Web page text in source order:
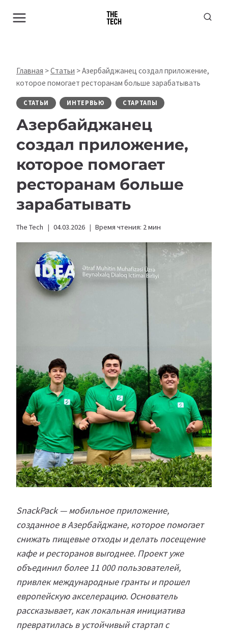
Главная >Статьи >Азербайджанец создал приложение,
которое помогает ресторанам больше зарабатывать
СТАТЬИ ИНТЕРВЬЮ СТАРТАПЫ
Азербайджанец
создал приложение,
которое помогает
ресторанам больше
зарабатывать
The Tech 04.03.2026 Время чтения: 2мин
SnackPack — мобильное приложение,
созданное в Азербайджане, которое помогает
снижать пищевые отходы и делать посещение
кафе и ресторанов выгоднее. Проект уже
объединил более 11 000 пользователей,
привлек международные гранты и прошел
европейскую акселерацию. Основатель
рассказывает, как локальная инициатива
превратилась в устойчивый стартап с